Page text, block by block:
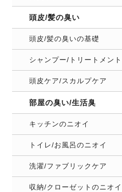
頭皮/髪の臭い
頭皮/髪の臭いの基礎
シャンプー/トリートメント
頭皮ケア/スカルプケア
部屋の臭い/生活臭
キッチンのニオイ
トイレ/お風呂のニオイ
洗濯/ファブリックケア
収納/クローゼットのニオイ